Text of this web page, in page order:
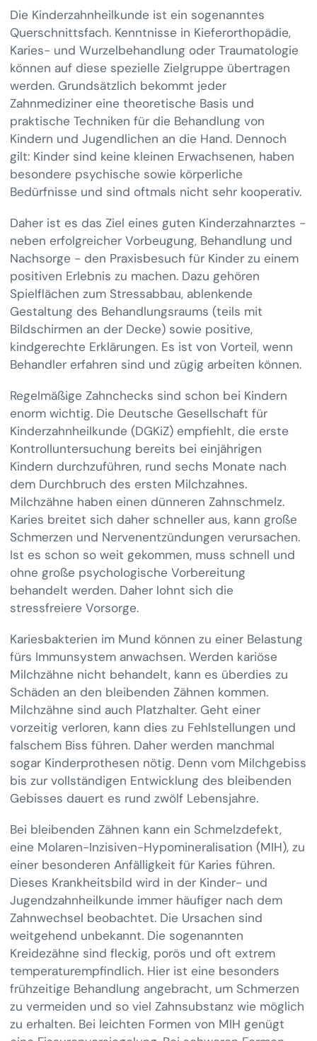
Die Kinderzahnheilkunde ist ein sogenanntes
Querschnittsfach. Kenntnisse in Kieferorthopädie,
Karies- und Wurzelbehandlung oder Traumatologie
können auf diese spezielle Zielgruppe übertragen
werden. Grundsätzlich bekommt jeder
Zahnmediziner eine theoretische Basis und
praktische Techniken für die Behandlung von
Kindern und Jugendlichen an die Hand. Dennoch
gilt: Kinder sind keine kleinen Erwachsenen, haben
besondere psychische sowie körperliche
Bedürfnisse und sind oftmals nicht sehr kooperativ.
Daher ist es das Ziel eines guten Kinderzahnarztes -
neben erfolgreicher Vorbeugung, Behandlung und
Nachsorge - den Praxisbesuch für Kinder zu einem
positiven Erlebnis zu machen. Dazu gehören
Spielflächen zum Stressabbau, ablenkende
Gestaltung des Behandlungsraums (teils mit
Bildschirmen an der Decke) sowie positive,
kindgerechte Erklärungen. Es ist von Vorteil, wenn
Behandler erfahren sind und zügig arbeiten können.
Regelmäßige Zahnchecks sind schon bei Kindern
enorm wichtig. Die Deutsche Gesellschaft für
Kinderzahnheilkunde (DGKiZ) empfiehlt, die erste
Kontrolluntersuchung bereits bei einjährigen
Kindern durchzuführen, rund sechs Monate nach
dem Durchbruch des ersten Milchzahnes.
Milchzähne haben einen dünneren Zahnschmelz.
Karies breitet sich daher schneller aus, kann große
Schmerzen und Nervenentzündungen verursachen.
Ist es schon so weit gekommen, muss schnell und
ohne große psychologische Vorbereitung
behandelt werden. Daher lohnt sich die
stressfreiere Vorsorge.
Kariesbakterien im Mund können zu einer Belastung
fürs Immunsystem anwachsen. Werden kariöse
Milchzähne nicht behandelt, kann es überdies zu
Schäden an den bleibenden Zähnen kommen.
Milchzähne sind auch Platzhalter. Geht einer
vorzeitig verloren, kann dies zu Fehlstellungen und
falschem Biss führen. Daher werden manchmal
sogar Kinderprothesen nötig. Denn vom Milchgebiss
bis zur vollständigen Entwicklung des bleibenden
Gebisses dauert es rund zwölf Lebensjahre.
Bei bleibenden Zähnen kann ein Schmelzdefekt,
eine Molaren-Inzisiven-Hypomineralisation (MIH), zu
einer besonderen Anfälligkeit für Karies führen.
Dieses Krankheitsbild wird in der Kinder- und
Jugendzahnheilkunde immer häufiger nach dem
Zahnwechsel beobachtet. Die Ursachen sind
weitgehend unbekannt. Die sogenannten
Kreidezähne sind fleckig, porös und oft extrem
temperaturempfindlich. Hier ist eine besonders
frühzeitige Behandlung angebracht, um Schmerzen
zu vermeiden und so viel Zahnsubstanz wie möglich
zu erhalten. Bei leichten Formen von MIH genügt